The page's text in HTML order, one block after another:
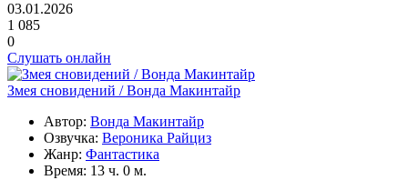
03.01.2026
1 085
0
Слушать онлайн
Змея сновидений / Вонда Макинтайр
Автор: Вонда Макинтайр
Озвучка: Вероника Райциз
Жанр: Фантастика
Время: 13 ч. 0 м.